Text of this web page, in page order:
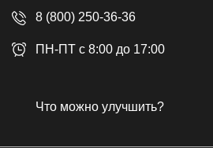
Контакты
Гарантия
Публичная оферта
8 (800) 250-36-36
ПН-ПТ с 8:00 до 17:00
Что можно улучшить?